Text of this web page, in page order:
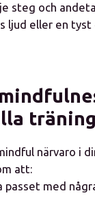
steg och
ljud eller en tyst
närvaro i
att:
passet med